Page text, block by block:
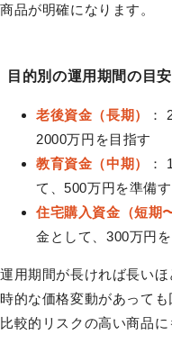
商品が明確になります。
目的別の運用期間の目安
老後資金（長期）
：
2000万円を目指す
教育資金（中期）
：
て、500万円を準備
住宅購入資金（短期
金として、300万円
運用期間が長ければ長い
時的な価格変動があっても
比較的リスクの高い商品に